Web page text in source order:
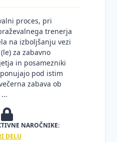
proces, pri
trenerja
na izboljšanju vezi
za zabavno
in posamezniki
pod istim
zabava ob
NAROČNIKE:
DELU